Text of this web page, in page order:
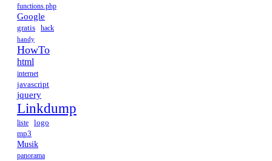
functions.php
Google
gratis hack
handy
HowTo
html
internet
javascript
jquery
Linkdump
liste
logo
mp3
Musik
panorama